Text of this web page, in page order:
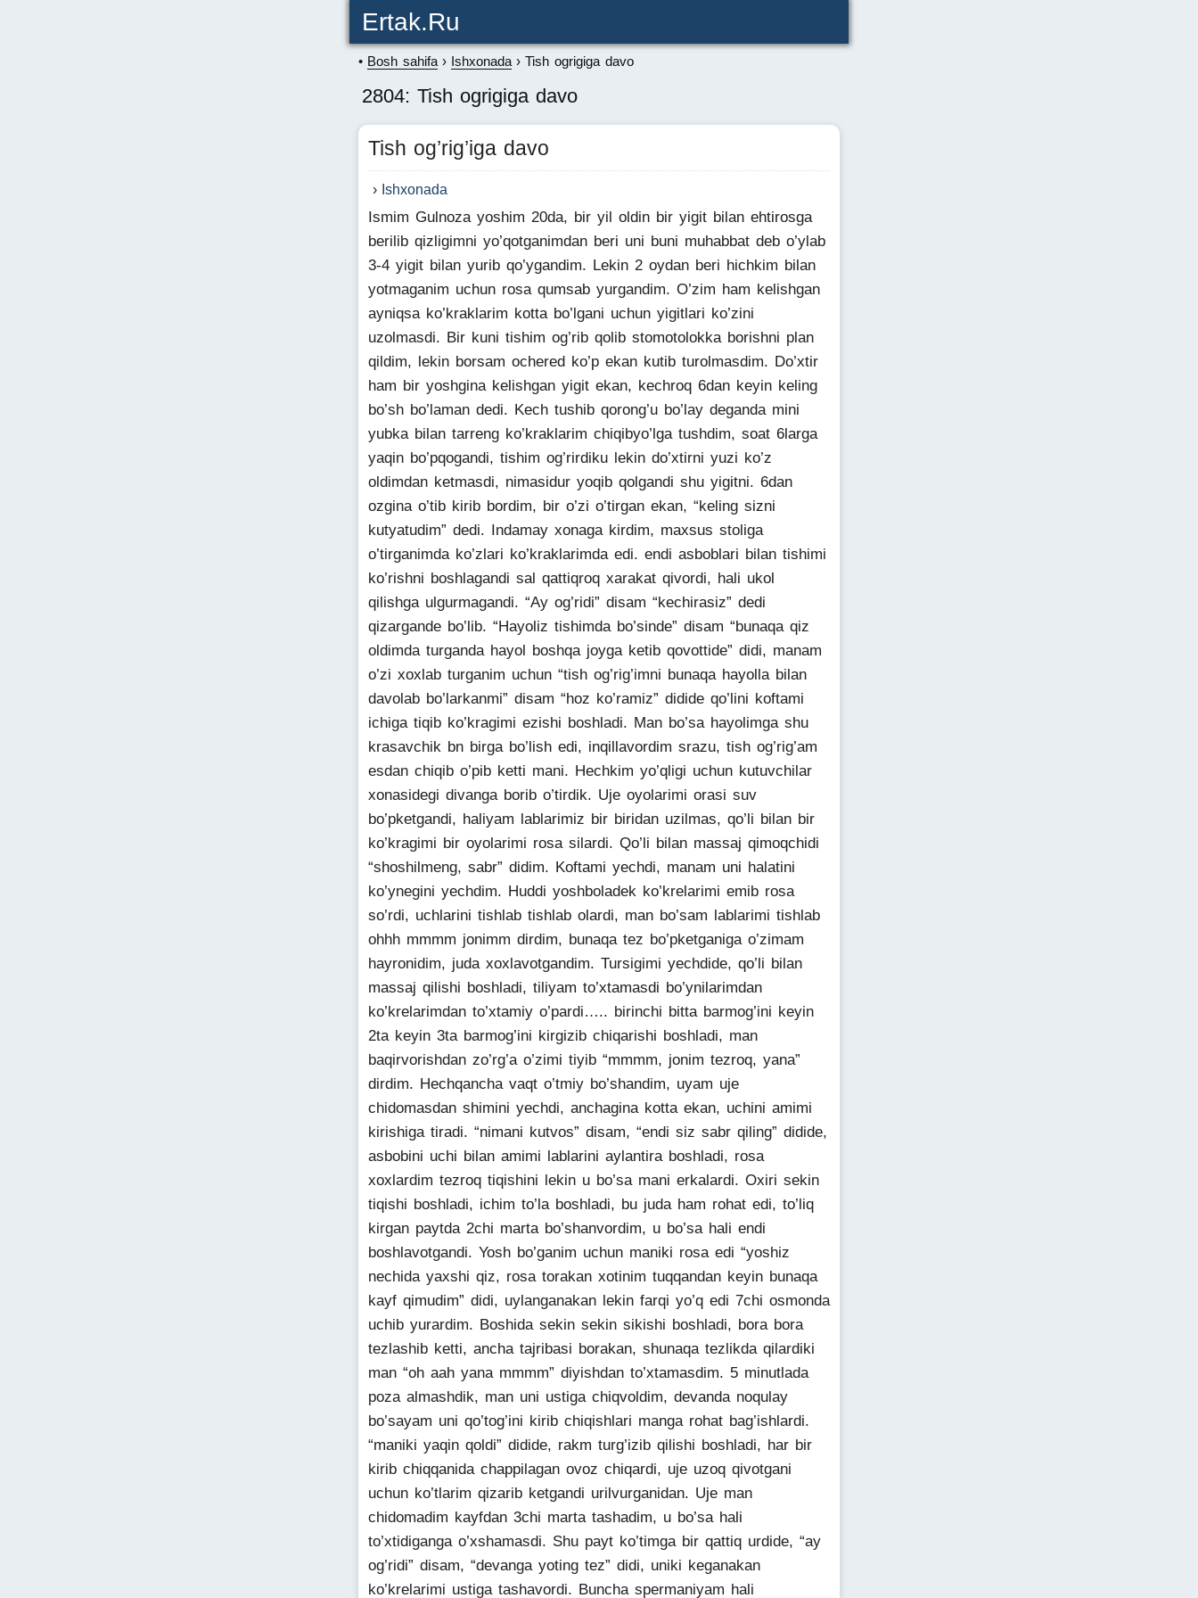
Ertak.ru
Bosh sahifa Ishxonada Tish ogrigiga davo
2804: Tish ogrigiga davo
Tish og’rig’iga davo
Ishxonada
Ismim Gulnoza yoshim 20da, bir yil oldin bir yigit bilan ehtirosga
berilib qizligimni yo’qotganimdan beri uni buni muhabbat deb o’ylab
3-4 yigit bilan yurib qo’ygandim. Lekin 2 oydan beri hichkim bilan
yotmaganim uchun rosa qumsab yurgandim. O’zim ham kelishgan
ayniqsa ko’kraklarim kotta bo’lgani uchun yigitlari ko’zini
uzolmasdi. Bir kuni tishim og’rib qolib stomotolokka borishni plan
qildim, lekin borsam ochered ko’p ekan kutib turolmasdim. Do’xtir
ham bir yoshgina kelishgan yigit ekan, kechroq 6dan keyin keling
bo’sh bo’laman dedi. Kech tushib qorong’u bo’lay deganda mini
yubka bilan tarreng ko’kraklarim chiqibyo’lga tushdim, soat 6larga
yaqin bo’pqogandi, tishim og’rirdiku lekin do’xtirni yuzi ko’z
oldimdan ketmasdi, nimasidur yoqib qolgandi shu yigitni. 6dan
ozgina o’tib kirib bordim, bir o’zi o’tirgan ekan, “keling sizni
kutyatudim” dedi. Indamay xonaga kirdim, maxsus stoliga
o’tirganimda ko’zlari ko’kraklarimda edi. endi asboblari bilan tishimi
ko’rishni boshlagandi sal qattiqroq xarakat qivordi, hali ukol
qilishga ulgurmagandi. “Ay og’ridi” disam “kechirasiz” dedi
qizargande bo’lib. “Hayoliz tishimda bo’sinde” disam “bunaqa qiz
oldimda turganda hayol boshqa joyga ketib qovottide” didi, manam
o’zi xoxlab turganim uchun “tish og’rig’imni bunaqa hayolla bilan
davolab bo’larkanmi” disam “hoz ko’ramiz” didide qo’lini koftami
ichiga tiqib ko’kragimi ezishi boshladi. Man bo’sa hayolimga shu
krasavchik bn birga bo’lish edi, inqillavordim srazu, tish og’rig’am
esdan chiqib o’pib ketti mani. Hechkim yo’qligi uchun kutuvchilar
xonasidegi divanga borib o’tirdik. Uje oyolarimi orasi suv
bo’pketgandi, haliyam lablarimiz bir biridan uzilmas, qo’li bilan bir
ko’kragimi bir oyolarimi rosa silardi. Qo’li bilan massaj qimoqchidi
“shoshilmeng, sabr” didim. Koftami yechdi, manam uni halatini
ko’ynegini yechdim. Huddi yoshboladek ko’krelarimi emib rosa
so’rdi, uchlarini tishlab tishlab olardi, man bo’sam lablarimi tishlab
ohhh mmmm jonimm dirdim, bunaqa tez bo’pketganiga o’zimam
hayronidim, juda xoxlavotgandim. Tursigimi yechdide, qo’li bilan
massaj qilishi boshladi, tiliyam to’xtamasdi bo’ynilarimdan
ko’krelarimdan to’xtamiy o’pardi….. birinchi bitta barmog’ini keyin
2ta keyin 3ta barmog’ini kirgizib chiqarishi boshladi, man
baqirvorishdan zo’rg’a o’zimi tiyib “mmmm, jonim tezroq, yana”
dirdim. Hechqancha vaqt o’tmiy bo’shandim, uyam uje
chidomasdan shimini yechdi, anchagina kotta ekan, uchini amimi
kirishiga tiradi. “nimani kutvos” disam, “endi siz sabr qiling” didide,
asbobini uchi bilan amimi lablarini aylantira boshladi, rosa
xoxlardim tezroq tiqishini lekin u bo’sa mani erkalardi. Oxiri sekin
tiqishi boshladi, ichim to’la boshladi, bu juda ham rohat edi, to’liq
kirgan paytda 2chi marta bo’shanvordim, u bo’sa hali endi
boshlavotgandi. Yosh bo’ganim uchun maniki rosa edi “yoshiz
nechida yaxshi qiz, rosa torakan xotinim tuqqandan keyin bunaqa
kayf qimudim” didi, uylanganakan lekin farqi yo’q edi 7chi osmonda
uchib yurardim. Boshida sekin sekin sikishi boshladi, bora bora
tezlashib ketti, ancha tajribasi borakan, shunaqa tezlikda qilardiki
man “oh aah yana mmmm” diyishdan to’xtamasdim. 5 minutlada
poza almashdik, man uni ustiga chiqvoldim, devanda noqulay
bo’sayam uni qo’tog’ini kirib chiqishlari manga rohat bag’ishlardi.
“maniki yaqin qoldi” didide, rakm turg’izib qilishi boshladi, har bir
kirib chiqqanida chappilagan ovoz chiqardi, uje uzoq qivotgani
uchun ko’tlarim qizarib ketgandi urilvurganidan. Uje man
chidomadim kayfdan 3chi marta tashadim, u bo’sa hali
to’xtidiganga o’xshamasdi. Shu payt ko’timga bir qattiq urdide, “ay
og’ridi” disam, “devanga yoting tez” didi, uniki keganakan
ko’krelarimi ustiga tashavordi. Buncha spermaniyam hali